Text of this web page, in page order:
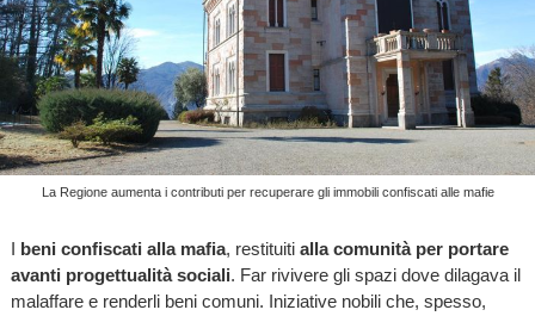
La Regione aumenta i contributi per recuperare gli immobili confiscati alle mafie
beni confiscati alla mafia, restituiti alla comunità per portare
avanti progettualità sociali. Far rivivere gli spazi dove dilagava il
malaffare e renderli beni comuni. Iniziative nobili che, spesso,